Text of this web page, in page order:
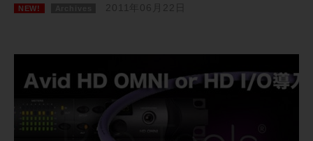
NEW! 2011年06月22日